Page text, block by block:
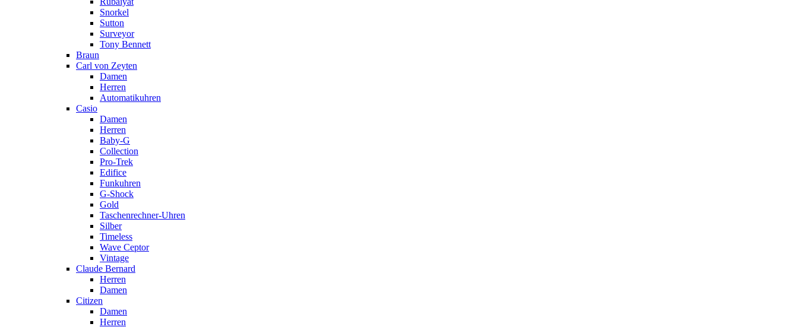
Snorkel
Sutton
Surveyor
Tony Bennett
Braun
Carl von Zeyten
Damen
Herren
Automatikuhren
Casio
Damen
Herren
Baby-G
Collection
Pro-Trek
Edifice
Funkuhren
G-Shock
Gold
Taschenrechner-Uhren
Silber
Timeless
Wave Ceptor
Vintage
Claude Bernard
Herren
Damen
Citizen
Damen
Herren